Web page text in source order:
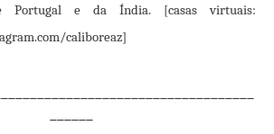
Portugal e da Índia. [casas virtuais:
caliboreaz]